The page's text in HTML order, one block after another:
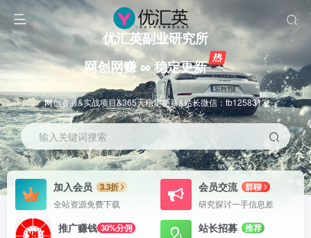
优汇英副业研究所
网创网赚 ∞ 稳定更新
网创资源&实战项目&365天稳定更新&站长微信：tb1258313
输入关键词搜索
加入会员
3.3折
全站资源免费下载
会员交流
群聊
研究探讨一手信息差
推广赚钱 30%分佣
站长招募
推荐